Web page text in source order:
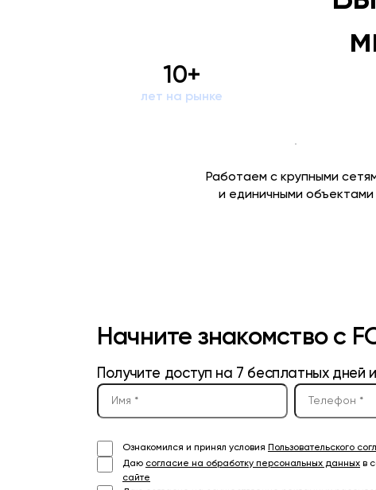
10+
лет на рынке
Работаем с крупными
и единичными объектами
Начните знакомство с
Получите доступ на 7 бесплатных
Ознакомился и принял условия Пользовательского
Даю согласие на обработку персональных данных в
сайте